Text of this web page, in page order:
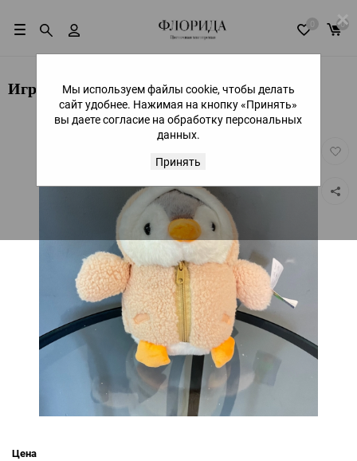
×
Мы используем файлы cookie, чтобы делать
сайт удобнее. Нажимая на кнопку «Принять»
вы даете согласие на обработку персональных
данных.
Принять
0
Игрушка "Пингвин"
Цена